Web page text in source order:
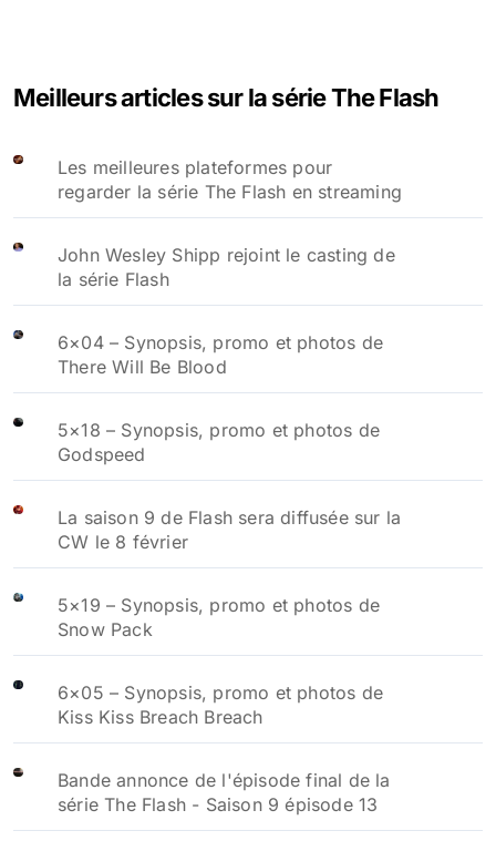
Meilleurs articles sur la série The Flash
Les meilleures plateformes pour
regarder la série The Flash en streaming
John Wesley Shipp rejoint le casting de
la série Flash
6×04 – Synopsis, promo et photos de
There Will Be Blood
5×18 – Synopsis, promo et photos de
Godspeed
La saison 9 de Flash sera diffusée sur la
CW le 8 février
5×19 – Synopsis, promo et photos de
Snow Pack
6×05 – Synopsis, promo et photos de
Kiss Kiss Breach Breach
Bande annonce de l'épisode final de la
série The Flash - Saison 9 épisode 13